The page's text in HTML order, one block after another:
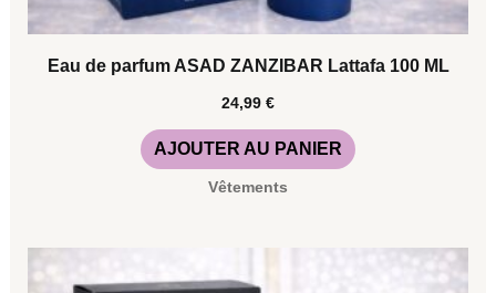
Eau de parfum ASAD ZANZIBAR Lattafa 100 ML
24,99 €
AJOUTER AU PANIER
Vêtements